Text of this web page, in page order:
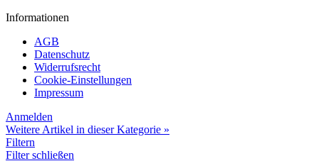
Informationen
AGB
Datenschutz
Widerrufsrecht
Cookie-Einstellungen
Impressum
Anmelden
Weitere Artikel in dieser Kategorie »
Filtern
Filter schließen